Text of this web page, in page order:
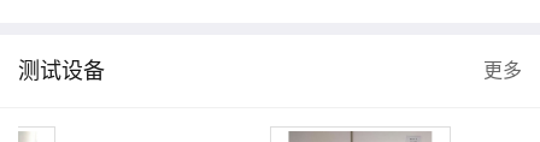
测试设备 更多